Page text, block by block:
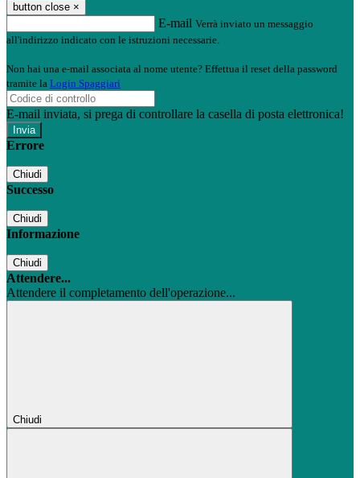
button close ×
E-mail Verrà inviato un messaggio
all'indirizzo indicato con le istruzioni necessarie.
Non hai una e-mail associata al nome utente? Effettua il reset della password
tramite la Login Spaggiari
E-mail inviata, si prega di controllare la casella di posta elettronica!
Errore
Chiudi
Successo
Chiudi
Informazione
Chiudi
Attendere...
Attendere il completamento dell'operazione...
Chiudi